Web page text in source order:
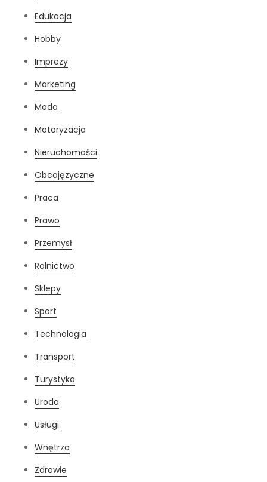
Edukacja
Hobby
Imprezy
Marketing
Moda
Motoryzacja
Nieruchomości
Obcojęzyczne
Praca
Prawo
Przemysł
Rolnictwo
Sklepy
Sport
Technologia
Transport
Turystyka
Uroda
Usługi
Wnętrza
Zdrowie